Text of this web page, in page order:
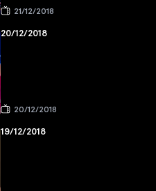
21/12/2018
20/12/2018
20/12/2018
19/12/2018